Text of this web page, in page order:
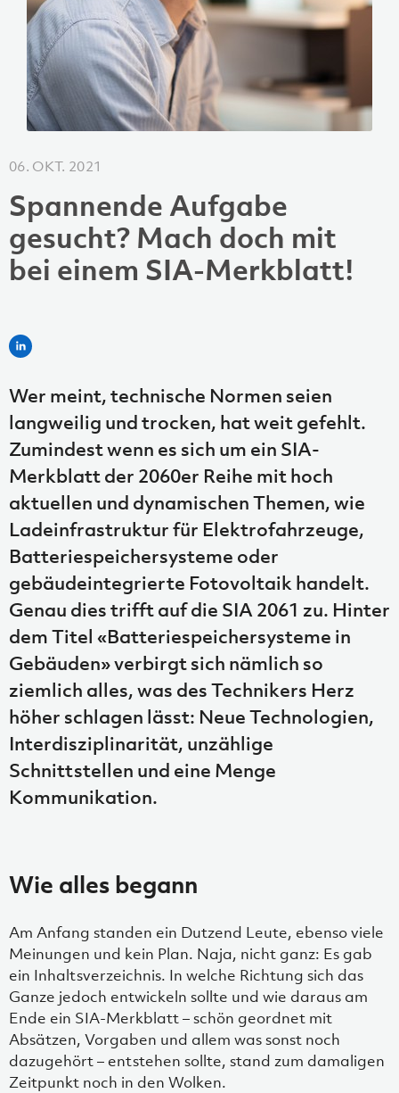
06. OKT. 2021
Spannende Aufgabe
gesucht? Mach doch mit
bei einem SIA-Merkblatt!
Wer meint, technische Normen seien
langweilig und trocken, hat weit gefehlt.
Zumindest wenn es sich um ein SIA-
Merkblatt der 2060er Reihe mit hoch
aktuellen und dynamischen Themen, wie
Ladeinfrastruktur für Elektrofahrzeuge,
Batteriespeichersysteme oder
gebäudeintegrierte Fotovoltaik handelt.
Genau dies trifft auf die SIA 2061 zu. Hinter
dem Titel «Batteriespeichersysteme in
Gebäuden» verbirgt sich nämlich so
ziemlich alles, was des Technikers Herz
höher schlagen lässt: Neue Technologien,
Interdisziplinarität, unzählige
Schnittstellen und eine Menge
Kommunikation.
Wie alles begann
Am Anfang standen ein Dutzend Leute, ebenso viele
Meinungen und kein Plan. Naja, nicht ganz: Es gab
ein Inhaltsverzeichnis. In welche Richtung sich das
Ganze jedoch entwickeln sollte und wie daraus am
Ende ein SIA-Merkblatt – schön geordnet mit
Absätzen, Vorgaben und allem was sonst noch
dazugehört – entstehen sollte, stand zum damaligen
Zeitpunkt noch in den Wolken.